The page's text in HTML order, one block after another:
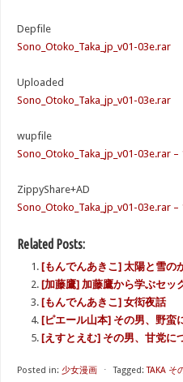
Depfile
Sono_Otoko_Taka_jp_v01-03e.rar
Uploaded
Sono_Otoko_Taka_jp_v01-03e.rar
wupfile
Sono_Otoko_Taka_jp_v01-03e.rar –
ZippyShare+AD
Sono_Otoko_Taka_jp_v01-03e.rar –
Related Posts:
[もんでんあきこ] 太陽と雪の
[加藤鷹] 加藤鷹から学ぶセ
[もんでんあきこ] 女衒夜話
[ピエール山本] その男、野蛮
[えすとえむ] その男、甘党に
Posted in: 少女漫画 ⋅ Tagged: TAKA そ